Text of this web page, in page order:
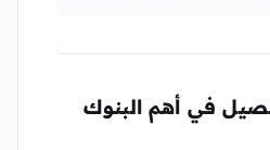
في أهم البنوك